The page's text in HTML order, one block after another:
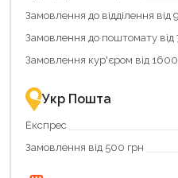
переваги!
картою
єКнига
–
зручно
та
повернення
Економте
більше
разом
державною
підтримкою!
Замовлення до відділення від
Замовлення до поштомату від
Замовлення кур'єром від
Укр Пошта
Експрес
Замовлення від 500 грн